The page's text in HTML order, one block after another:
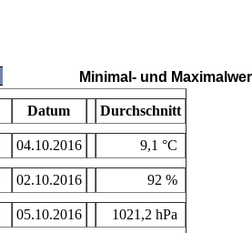
Minimal- und
Datum Durchschnitt
04.10.2016 9,1 °C
02.10.2016 92 %
05.10.2016 1021,2 hPa